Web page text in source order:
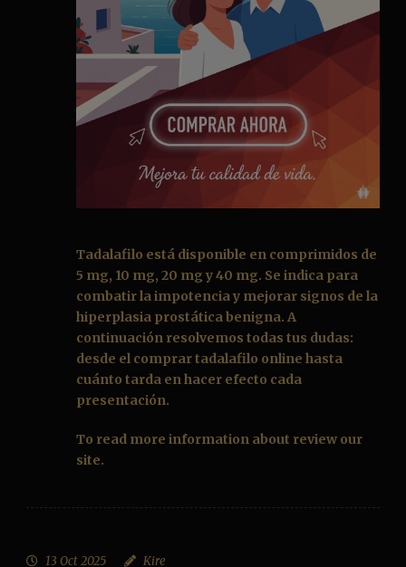
Tadalafilo está disponible en comprimidos de
5 mg, 10 mg, 20 mg y 40 mg. Se indica para
combatir la impotencia y mejorar signos de la
hiperplasia prostática benigna. A
continuación resolvemos todas tus dudas:
desde el comprar tadalafilo online hasta
cuánto tarda en hacer efecto cada
presentación.
To read more information about review our
site.
13 Oct 2025 Kire